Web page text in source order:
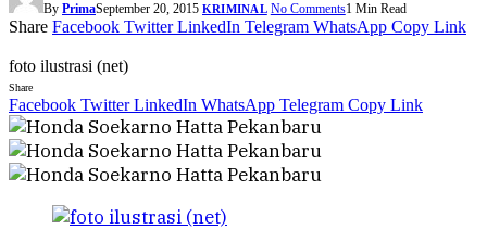
By PrimaSeptember 20, 2015 KRIMINAL No Comments1 Min Read
Share Facebook Twitter LinkedIn Telegram WhatsApp Copy Link
foto ilustrasi (net)
Share
Facebook Twitter LinkedIn WhatsApp Telegram Copy Link